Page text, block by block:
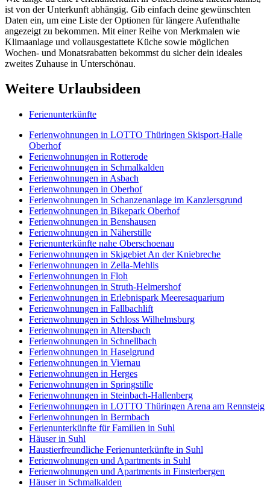
ist von der Unterkunft abhängig. Gib einfach deine gewünschten
Daten ein, um eine Liste der Optionen für längere Aufenthalte
angezeigt zu bekommen. Mit einer Reihe von Merkmalen wie
Klimaanlage und vollausgestattete Küche sowie möglichen
Wochen- und Monatsrabatten bekommst du sicher dein ideales
zweites Zuhause in Unterschönau.
Weitere Urlaubsideen
Ferienunterkünfte
Ferienwohnungen in LOTTO Thüringen Skisport-Halle
Oberhof
Ferienwohnungen in Rotterode
Ferienwohnungen in Schmalkalden
Ferienwohnungen in Asbach
Ferienwohnungen in Oberhof
Ferienwohnungen in Schanzenanlage im Kanzlersgrund
Ferienwohnungen in Bikepark Oberhof
Ferienwohnungen in Benshausen
Ferienwohnungen in Näherstille
Ferienunterkünfte nahe Oberschoenau
Ferienwohnungen in Skigebiet An der Kniebreche
Ferienwohnungen in Zella-Mehlis
Ferienwohnungen in Floh
Ferienwohnungen in Struth-Helmershof
Ferienwohnungen in Erlebnispark Meeresaquarium
Ferienwohnungen in Fallbachlift
Ferienwohnungen in Schloss Wilhelmsburg
Ferienwohnungen in Altersbach
Ferienwohnungen in Schnellbach
Ferienwohnungen in Haselgrund
Ferienwohnungen in Viernau
Ferienwohnungen in Herges
Ferienwohnungen in Springstille
Ferienwohnungen in Steinbach-Hallenberg
Ferienwohnungen in LOTTO Thüringen Arena am Rennsteig
Ferienwohnungen in Bermbach
Ferienunterkünfte für Familien in Suhl
Häuser in Suhl
Haustierfreundliche Ferienunterkünfte in Suhl
Ferienwohnungen und Apartments in Suhl
Ferienwohnungen und Apartments in Finsterbergen
Häuser in Schmalkalden